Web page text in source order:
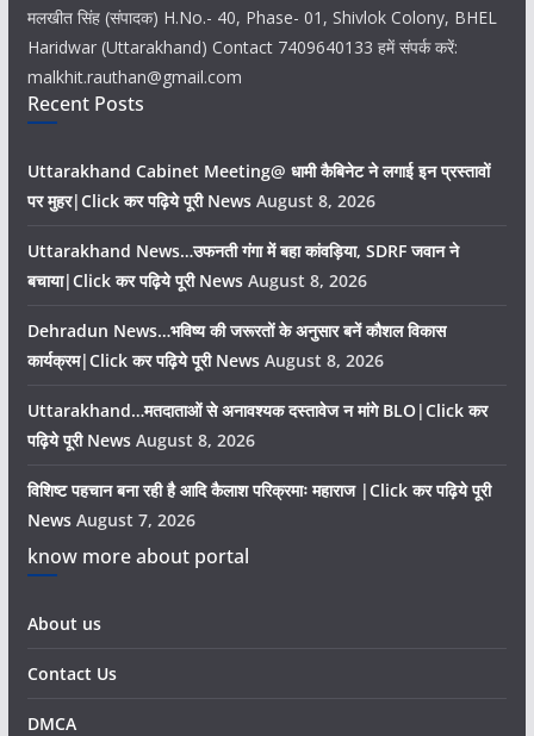
मलखीत सिंह (संपादक) H.No.- 40, Phase- 01, Shivlok Colony, BHEL
Haridwar (Uttarakhand) Contact 7409640133 हमें संपर्क करें:
malkhit.rauthan@gmail.com
Recent Posts
Uttarakhand Cabinet Meeting@ धामी कैबिनेट ने लगाई इन प्रस्तावों
पर मुहर|Click कर पढ़िये पूरी News August 8, 2026
Uttarakhand News…उफनती गंगा में बहा कांवड़िया, SDRF जवान ने
बचाया|Click कर पढ़िये पूरी News August 8, 2026
Dehradun News…भविष्य की जरूरतों के अनुसार बनें कौशल विकास
कार्यक्रम|Click कर पढ़िये पूरी News August 8, 2026
Uttarakhand…मतदाताओं से अनावश्यक दस्तावेज न मांगे BLO|Click कर
पढ़िये पूरी News August 8, 2026
विशिष्ट पहचान बना रही है आदि कैलाश परिक्रमाः महाराज |Click कर पढ़िये पूरी
News August 7, 2026
know more about portal
About us
Contact Us
DMCA